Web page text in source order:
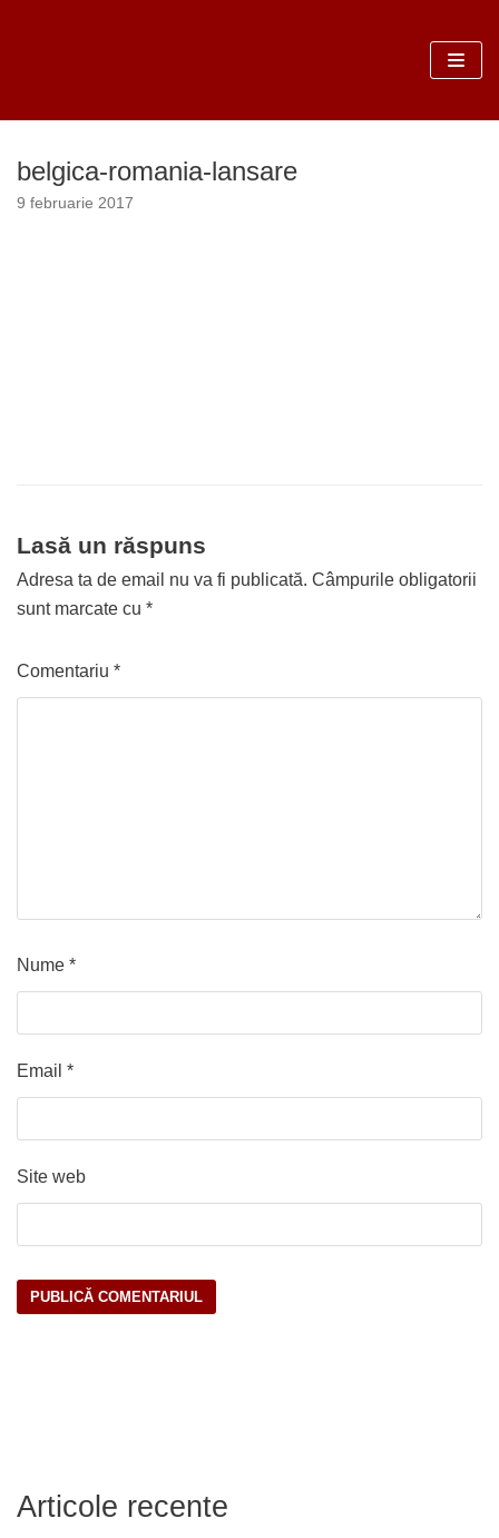
conținut
belgica-romania-lansare
9 februarie 2017
Lasă un răspuns
Adresa ta de email nu va fi publicată. Câmpurile obligatorii
sunt marcate cu *
Comentariu *
Nume *
Email *
Site web
Articole recente